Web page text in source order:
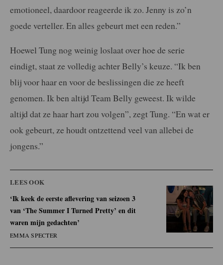
emotioneel, daardoor reageerde ik zo. Jenny is zo’n
goede verteller. En alles gebeurt met een reden.”
Hoewel Tung nog weinig loslaat over hoe de serie
eindigt, staat ze volledig achter Belly’s keuze. “Ik ben
blij voor haar en voor de beslissingen die ze heeft
genomen. Ik ben altijd Team Belly geweest. Ik wilde
altijd dat ze haar hart zou volgen”, zegt Tung. “En wat er
ook gebeurt, ze houdt ontzettend veel van allebei de
jongens.”
LEES OOK
‘Ik keek de eerste aflevering van seizoen 3
van ‘The Summer I Turned Pretty’ en dit
waren mijn gedachten’
EMMA SPECTER